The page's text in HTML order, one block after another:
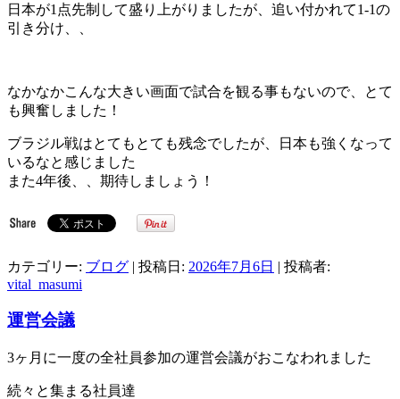
日本が1点先制して盛り上がりましたが、追い付かれて1-1の
引き分け、、
なかなかこんな大きい画面で試合を観る事もないので、とて
も興奮しました！
ブラジル戦はとてもとても残念でしたが、日本も強くなって
いるなと感じました
また4年後、、期待しましょう！
カテゴリー: ブログ | 投稿日: 2026年7月6日 | 投稿者:
vital_masumi
運営会議
3ヶ月に一度の全社員参加の運営会議がおこなわれました
続々と集まる社員達